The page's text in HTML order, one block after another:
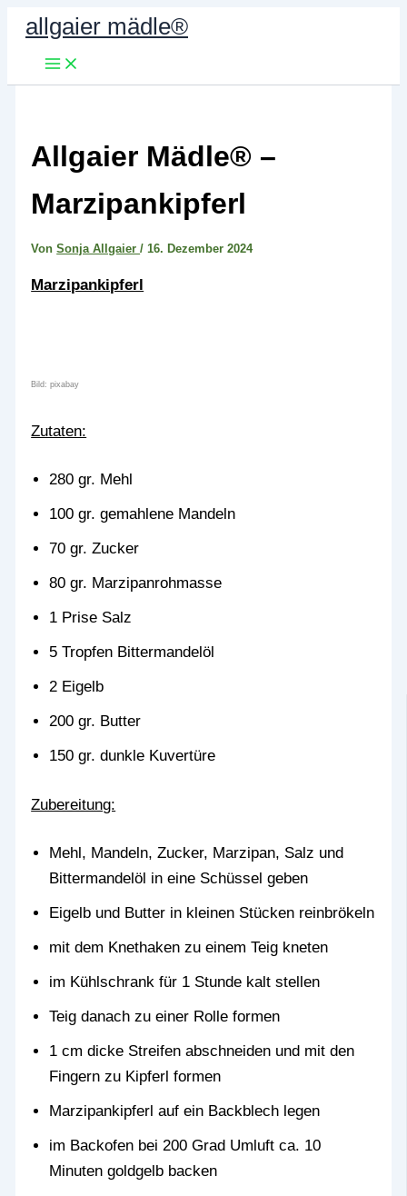
Zum
Inhalt
springen
allgaier mädle®
Allgaier Mädle® –
Marzipankipferl
VonSonja Allgaier/16. Dezember 2024
Marzipankipferl
Bild: pixabay
Zutaten:
280 gr. Mehl
100 gr. gemahlene Mandeln
70 gr. Zucker
80 gr. Marzipanrohmasse
1 Prise Salz
5 Tropfen Bittermandelöl
2 Eigelb
200 gr. Butter
150 gr. dunkle Kuvertüre
Zubereitung:
Mehl, Mandeln, Zucker, Marzipan, Salz und
Bittermandelöl in eine Schüssel geben
Eigelb und Butter in kleinen Stücken reinbrökeln
mit dem Knethaken zu einem Teig kneten
im Kühlschrank für 1 Stunde kalt stellen
Teig danach zu einer Rolle formen
1 cm dicke Streifen abschneiden und mit den
Fingern zu Kipferl formen
Marzipankipferl auf ein Backblech legen
im Backofen bei 200 Grad Umluft ca. 10
Minuten goldgelb backen